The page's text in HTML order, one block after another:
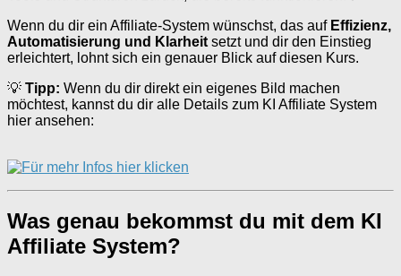
Wenn du dir ein Affiliate-System wünschst, das auf Effizienz,
Automatisierung und Klarheit setzt und dir den Einstieg
erleichtert, lohnt sich ein genauer Blick auf diesen Kurs.
💡 Tipp: Wenn du dir direkt ein eigenes Bild machen
möchtest, kannst du dir alle Details zum KI Affiliate System
hier ansehen:
Was genau bekommst du mit dem KI
Affiliate System?